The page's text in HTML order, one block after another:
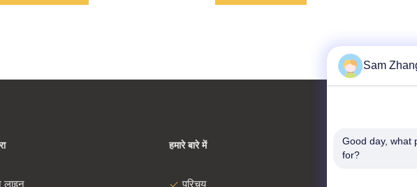
लाइन
हमारे बारे में
परिचय
हमसे
Sam
Good day, what
for?